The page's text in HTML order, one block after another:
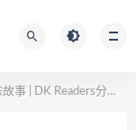
| DK Readers分级读物